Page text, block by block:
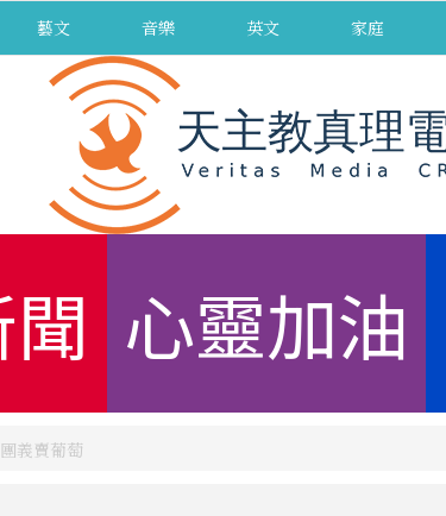
藝文 音樂 英文 家庭
心靈加油
義賣葡萄